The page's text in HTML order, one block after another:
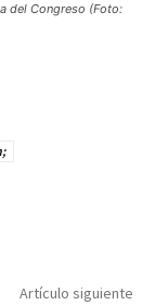
del Congreso (Foto:
Artículo siguiente